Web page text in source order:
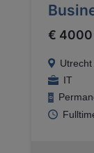
€ 4000
Utrecht
IT